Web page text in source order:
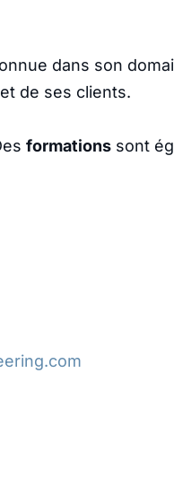
dans son
de ses clients.
formations sont